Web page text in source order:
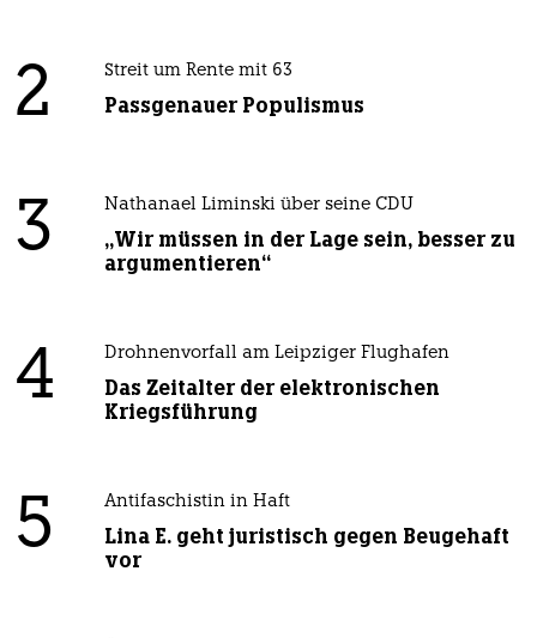
2 Streit um Rente mit 63
Passgenauer Populismus
3 Nathanael Liminski über seine CDU
„Wir müssen in der Lage sein, besser zu
argumentieren“
4 Drohnenvorfall am Leipziger Flughafen
Das Zeitalter der elektronischen
Kriegsführung
5 Antifaschistin in Haft
Lina E. geht juristisch gegen Beugehaft
vor